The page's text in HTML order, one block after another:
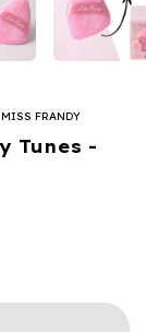
FRANDY
Tunes -